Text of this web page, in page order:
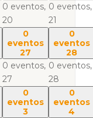
0 eventos,
20
0 eventos,
21
0
eventos
27
0 eventos,
27
0
eventos
28
0 eventos,
28
0
eventos
3
0
eventos
4